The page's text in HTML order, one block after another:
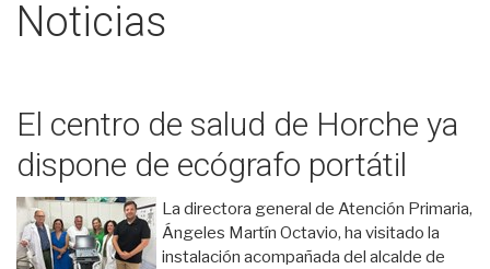
Noticias
El centro de salud de Horche ya
dispone de ecógrafo portátil
La directora general de Atención Primaria,
Ángeles Martín Octavio, ha visitado la
instalación acompañada del alcalde de